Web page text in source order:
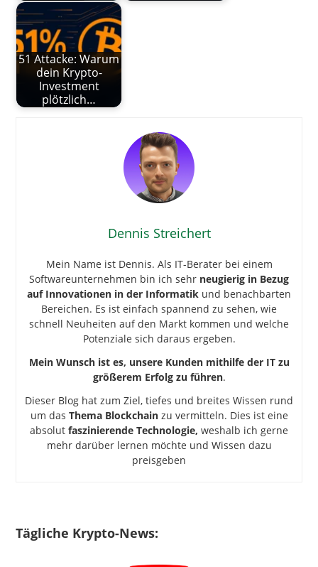
51 Attacke: Warum
dein Krypto-
Investment
plötzlich…
Dennis Streichert
Mein Name ist Dennis. Als IT-Berater bei einem
Softwareunternehmen bin ich sehr neugierig in Bezug
auf Innovationen in der Informatik und benachbarten
Bereichen. Es ist einfach spannend zu sehen, wie
schnell Neuheiten auf den Markt kommen und welche
Potenziale sich daraus ergeben.
Mein Wunsch ist es, unsere Kunden mithilfe der IT zu
größerem Erfolg zu führen.
Dieser Blog hat zum Ziel, tiefes und breites Wissen rund
um das Thema Blockchainzu vermitteln. Dies ist eine
absolut faszinierende Technologie, weshalb ich gerne
mehr darüber lernen möchte und Wissen dazu
preisgeben
Tägliche Krypto-News: